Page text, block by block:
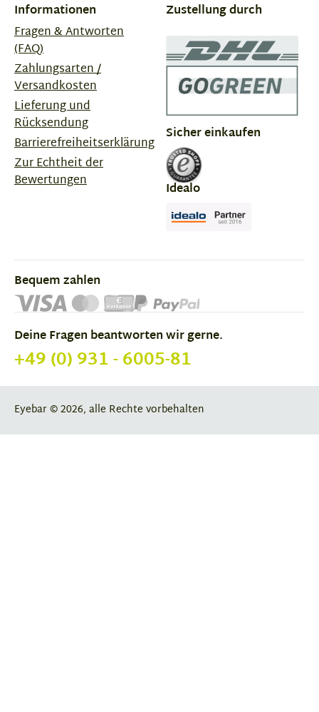
Informationen
Fragen & Antworten
(FAQ)
Zahlungsarten /
Versandkosten
Lieferung und
Rücksendung
Barrierefreiheitserklärung
Zur Echtheit der
Bewertungen
Zustellung durch
Sicher einkaufen
Idealo
Bequem zahlen
Deine Fragen beantworten wir gerne.
+49 (0) 931 - 6005-81
Eyebar © 2026, alle Rechte vorbehalten